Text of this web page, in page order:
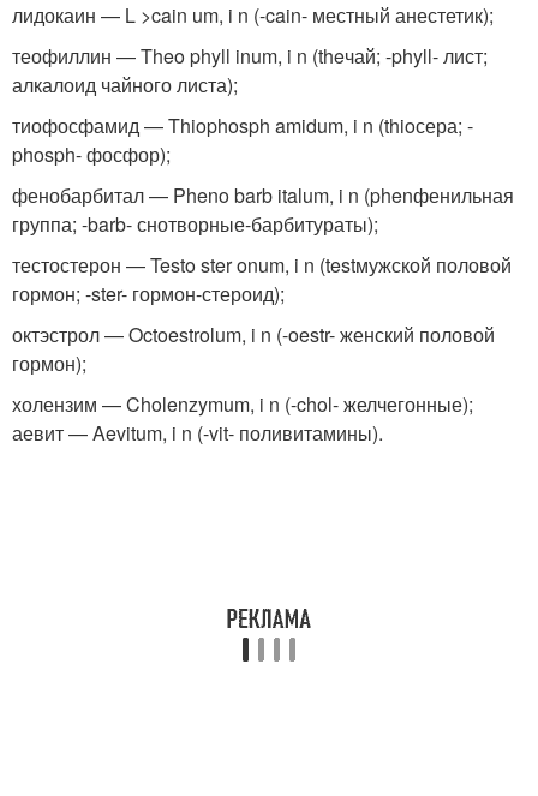
лидокаин — L >cain um, i n (-cain- местный анестетик);
теофиллин — Theo phyll inum, i n (theчай; -phyll- лист;
алкалоид чайного листа);
тиофосфамид — Thiophosph amidum, i n (thioсера; -
phosph- фосфор);
фенобарбитал — Pheno barb italum, i n (phenфенильная
группа; -barb- снотворные-барбитураты);
тестостерон — Testo ster onum, i n (testмужской половой
гормон; -ster- гормон-стероид);
октэстрол — Octoestrolum, i n (-oestr- женский половой
гормон);
холензим — Cholenzymum, i n (-chol- желчегонные);
аевит — Aevitum, i n (-vit- поливитамины).